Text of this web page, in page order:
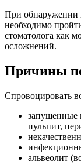
При обнаружении
необходимо
стоматолога как
осложнений.
Причины
Спровоцировать
запущенные
пульпит,
альвеолит